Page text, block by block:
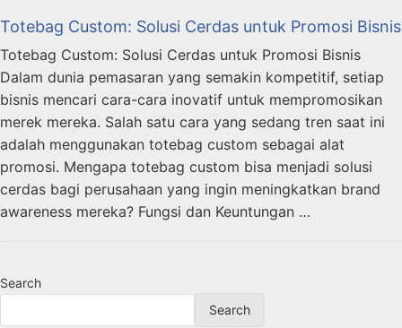
Totebag Custom: Solusi Cerdas untuk Promosi Bisnis
Totebag Custom: Solusi Cerdas untuk Promosi Bisnis
Dalam dunia pemasaran yang semakin kompetitif, setiap
bisnis mencari cara-cara inovatif untuk mempromosikan
merek mereka. Salah satu cara yang sedang tren saat ini
adalah menggunakan totebag custom sebagai alat
promosi. Mengapa totebag custom bisa menjadi solusi
cerdas bagi perusahaan yang ingin meningkatkan brand
awareness mereka? Fungsi dan Keuntungan …
Search
Search